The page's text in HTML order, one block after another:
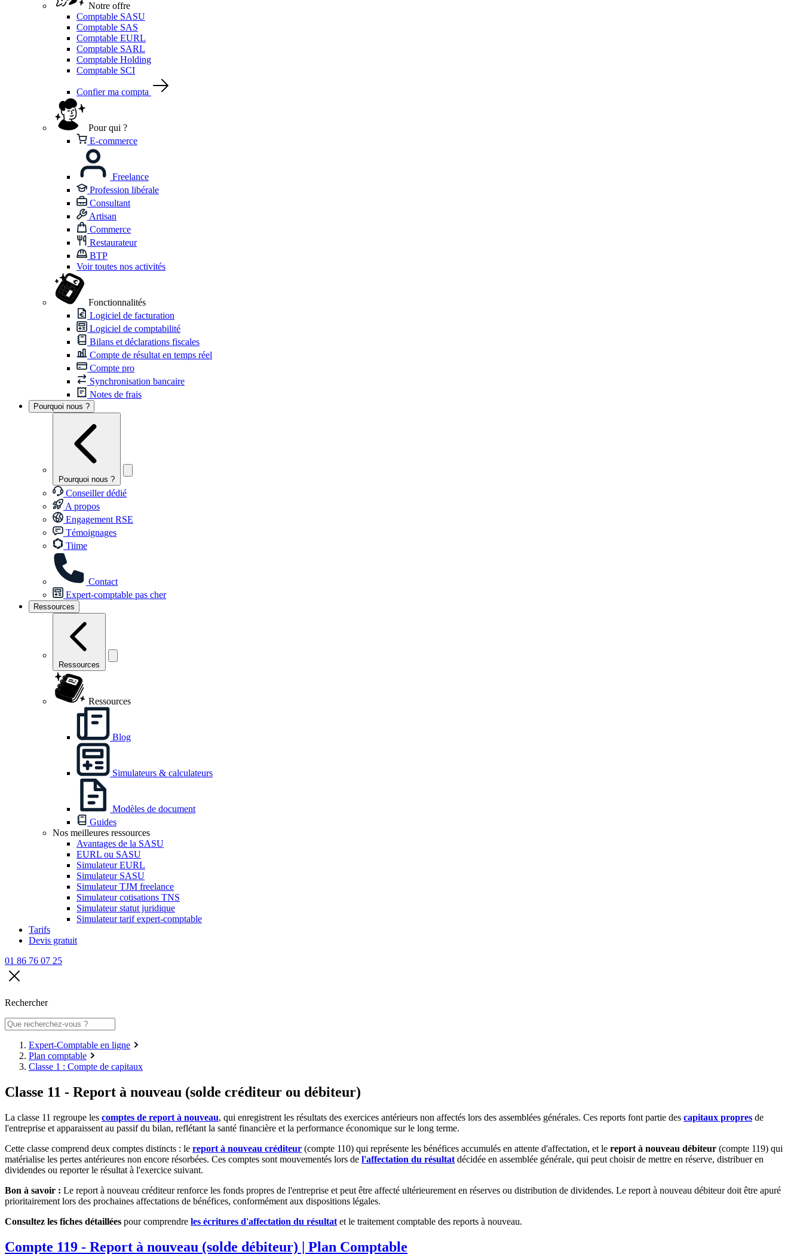
Notre offre
Comptable SASU
Comptable SAS
Comptable EURL
Comptable SARL
Comptable Holding
Comptable SCI
Confier ma compta
Pour qui ?
E-commerce
Freelance
Profession libérale
Consultant
Artisan
Commerce
Restaurateur
BTP
Voir toutes nos activités
Fonctionnalités
Logiciel de facturation
Logiciel de comptabilité
Bilans et déclarations fiscales
Compte de résultat en temps réel
Compte pro
Synchronisation bancaire
Notes de frais
Pourquoi nous ?
Pourquoi nous ?
Conseiller dédié
A propos
Engagement RSE
Témoignages
Tiime
Contact
Expert-comptable pas cher
Ressources
Ressources
Ressources
Blog
Simulateurs & calculateurs
Modèles de document
Guides
Nos meilleures ressources
Avantages de la SASU
EURL ou SASU
Simulateur EURL
Simulateur SASU
Simulateur TJM freelance
Simulateur cotisations TNS
Simulateur statut juridique
Simulateur tarif expert-comptable
Tarifs
Devis gratuit
01 86 76 07 25
Rechercher
Expert-Comptable en ligne
Plan comptable
Classe 1 : Compte de capitaux
Classe 11 - Report à nouveau (solde créditeur ou débiteur)
La classe 11 regroupe les comptes de report à nouveau, qui enregistrent les résultats des exercices antérieurs non affectés lors des assemblées générales. Ces reports font partie des capitaux propres de
l'entreprise et apparaissent au passif du bilan, reflétant la santé financière et la performance économique sur le long terme.
Cette classe comprend deux comptes distincts : le report à nouveau créditeur (compte 110) qui représente les bénéfices accumulés en attente d'affectation, et le report à nouveau débiteur (compte 119) qui
matérialise les pertes antérieures non encore résorbées. Ces comptes sont mouvementés lors de l'affectation du résultat décidée en assemblée générale, qui peut choisir de mettre en réserve, distribuer en
dividendes ou reporter le résultat à l'exercice suivant.
Bon à savoir : Le report à nouveau créditeur renforce les fonds propres de l'entreprise et peut être affecté ultérieurement en réserves ou distribution de dividendes. Le report à nouveau débiteur doit être apuré
prioritairement lors des prochaines affectations de bénéfices, conformément aux dispositions légales.
Consultez les fiches détaillées pour comprendre les écritures d'affectation du résultat et le traitement comptable des reports à nouveau.
Compte 119 - Report à nouveau (solde débiteur) | Plan Comptable